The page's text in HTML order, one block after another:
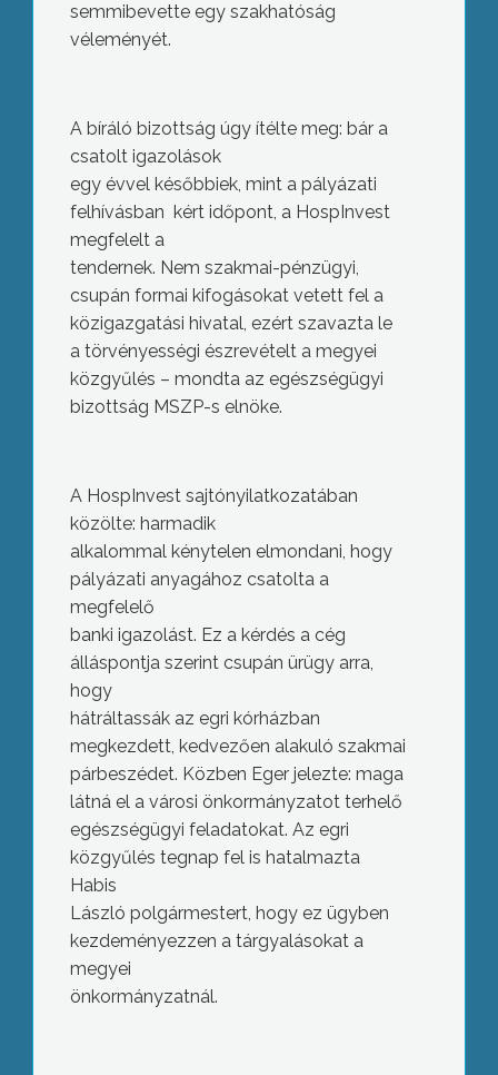
semmibevette egy szakhatóság
véleményét.
A bíráló bizottság úgy ítélte meg: bár a
csatolt igazolások
egy évvel későbbiek, mint a pályázati
felhívásban kért időpont, a HospInvest
megfelelt a
tendernek. Nem szakmai-pénzügyi,
csupán formai kifogásokat vetett fel a
közigazgatási hivatal, ezért szavazta le
a törvényességi észrevételt a megyei
közgyűlés – mondta az egészségügyi
bizottság MSZP-s elnöke.
A HospInvest sajtónyilatkozatában
közölte: harmadik
alkalommal kénytelen elmondani, hogy
pályázati anyagához csatolta a
megfelelő
banki igazolást. Ez a kérdés a cég
álláspontja szerint csupán ürügy arra,
hogy
hátráltassák az egri kórházban
megkezdett, kedvezően alakuló szakmai
párbeszédet. Közben Eger jelezte: maga
látná el a városi önkormányzatot terhelő
egészségügyi feladatokat. Az egri
közgyűlés tegnap fel is hatalmazta
Habis
László polgármestert, hogy ez ügyben
kezdeményezzen a tárgyalásokat a
megyei
önkormányzatnál.